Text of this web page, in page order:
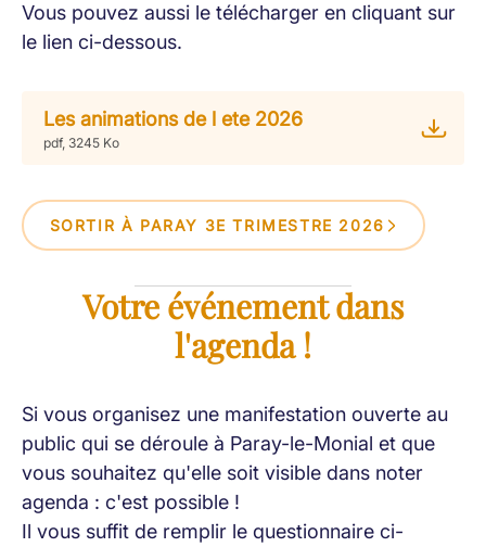
Vous pouvez aussi le télécharger en cliquant sur
le lien ci-dessous.
Les animations de l ete 2026
pdf, 3245 Ko
SORTIR À PARAY 3E TRIMESTRE 2026
Votre événement dans
l'agenda !
Si vous organisez une manifestation ouverte au
public qui se déroule à Paray-le-Monial et que
vous souhaitez qu'elle soit visible dans noter
agenda : c'est possible !
Il vous suffit de remplir le questionnaire ci-